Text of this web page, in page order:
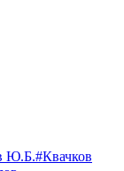
Ю.Б.#Квачков